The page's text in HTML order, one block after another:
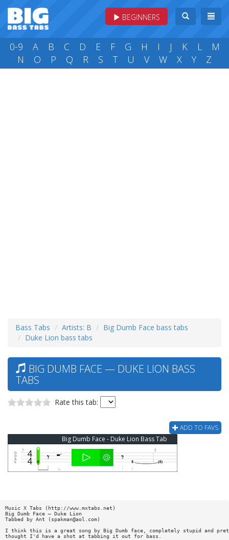
BEGINNERS
0-9 A B C D E F G H I J K L
M
N
O P Q R S T U V W X Y Z
Bass Tabs Artists: B
Big Dumb Face bass tabs
Duke Lion bass tabs
BIG DUMB FACE — DUKE LION BASS
TABS
Rate this tab:
ADD TO FAVS
Big Dumb Face - Duke Lion Bass Tab
Music X Tabs (http://www.mxtabs.net)
Big Dumb Face — Duke Lion
Tabbed by Ant ( spakman@aol.com)
I think this is a great song by Big Dumb face, completely stupid and
thought I'd have a shot at tabbing it out for bass.